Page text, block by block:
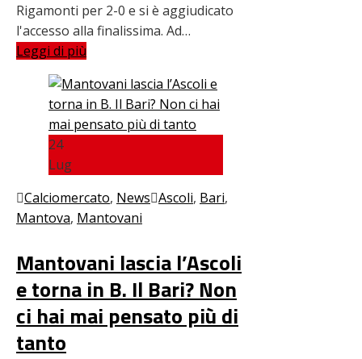
Rigamonti per 2-0 e si è aggiudicato
l'accesso alla finalissima. Ad…
Leggi di più
24
Lug
Calciomercato, News Ascoli, Bari,
Mantova, Mantovani
Mantovani lascia l’Ascoli
e torna in B. Il Bari? Non
ci hai mai pensato più di
tanto